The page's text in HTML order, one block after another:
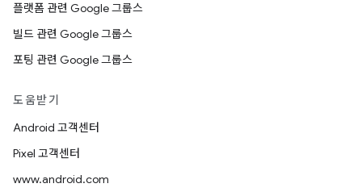
플랫폼 관련 Google 그룹스
빌드 관련 Google 그룹스
포팅 관련 Google 그룹스
도움받기
Android 고객센터
Pixel 고객센터
www.android.com